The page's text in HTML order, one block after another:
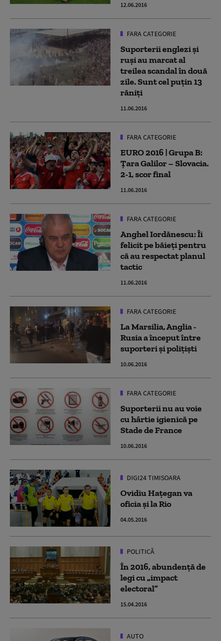
12.06.2016
FARA CATEGORIE
Suporterii englezi şi
ruşi au marcat al
treilea scandal în două
zile. Sunt cel puţin 13
răniţi
11.06.2016
FARA CATEGORIE
EURO 2016 | Grupa B:
Ţara Galilor – Slovacia.
2-1, scor final
11.06.2016
FARA CATEGORIE
Anghel Iordănescu: Îi
felicit pe băieţi pentru
că au respectat planul
tactic
11.06.2016
FARA CATEGORIE
La Marsilia, Anglia -
Rusia a început între
suporteri şi poliţişti
10.06.2016
FARA CATEGORIE
Suporterii nu au voie
cu hârtie igienică pe
Stade de France
10.06.2016
DIGI24 TIMISOARA
Ovidiu Hațegan va
oficia și la Rio
04.05.2016
POLITICĂ
În 2016, abundență de
legi cu „impact
electoral”
15.04.2016
AUTO